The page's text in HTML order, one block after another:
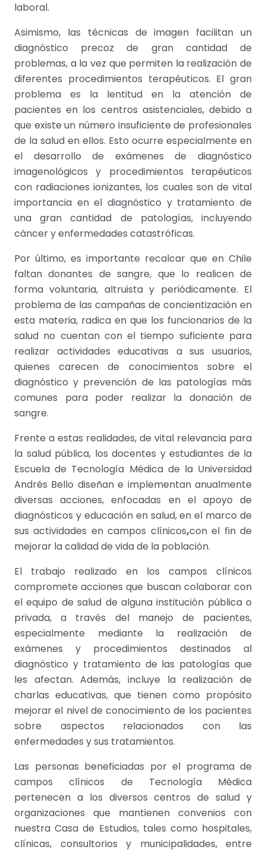
laboral.
Asimismo, las técnicas de imagen facilitan un
diagnóstico precoz de gran cantidad de
problemas, a la vez que permiten la realización de
diferentes procedimientos terapéuticos. El gran
problema es la lentitud en la atención de
pacientes en los centros asistenciales, debido a
que existe un número insuficiente de profesionales
de la salud en ellos. Esto ocurre especialmente en
el desarrollo de exámenes de diagnóstico
imagenológicos y procedimientos terapéuticos
con radiaciones ionizantes, los cuales son de vital
importancia en el diagnóstico y tratamiento de
una gran cantidad de patologías, incluyendo
cáncer y enfermedades catastróficas.
Por último, es importante recalcar que en Chile
faltan donantes de sangre, que lo realicen de
forma voluntaria, altruista y periódicamente. El
problema de las campañas de concientización en
esta materia, radica en que los funcionarios de la
salud no cuentan con el tiempo suficiente para
realizar actividades educativas a sus usuarios,
quienes carecen de conocimientos sobre el
diagnóstico y prevención de las patologías más
comunes para poder realizar la donación de
sangre.
Frente a estas realidades, de vital relevancia para
la salud pública, los docentes y estudiantes de la
Escuela de Tecnología Médica de la Universidad
Andrés Bello diseñan e implementan anualmente
diversas acciones, enfocadas en el apoyo de
diagnósticos y educación en salud, en el marco de
sus actividades en campos clínicos,con el fin de
mejorar la calidad de vida de la población.
El trabajo realizado en los campos clínicos
compromete acciones que buscan colaborar con
el equipo de salud de alguna institución pública o
privada, a través del manejo de pacientes,
especialmente mediante la realización de
exámenes y procedimientos destinados al
diagnóstico y tratamiento de las patologías que
les afectan. Además, incluye la realización de
charlas educativas, que tienen como propósito
mejorar el nivel de conocimiento de los pacientes
sobre aspectos relacionados con las
enfermedades y sus tratamientos.
Las personas beneficiadas por el programa de
campos clínicos de Tecnología Médica
pertenecen a los diversos centros de salud y
organizaciones que mantienen convenios con
nuestra Casa de Estudios, tales como hospitales,
clínicas, consultorios y municipalidades, entre